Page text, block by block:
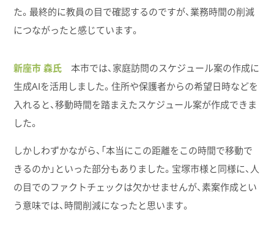
た。最終的に教員の目で確認するのですが、業務時間の削減
につながったと感じています。
新座市 森氏 本市では、家庭訪問のスケジュール案の作成に
生成AIを活用しました。住所や保護者からの希望日時などを
入れると、移動時間を踏まえたスケジュール案が作成できま
した。
しかしわずかながら、「本当にこの距離をこの時間で移動で
きるのか」といった部分もありました。宝塚市様と同様に、人
の目でのファクトチェックは欠かせませんが、素案作成とい
う意味では、時間削減になったと思います。